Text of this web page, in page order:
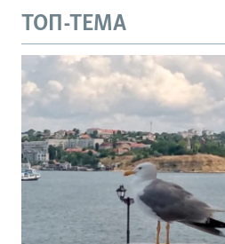
ТОП-ТЕМА